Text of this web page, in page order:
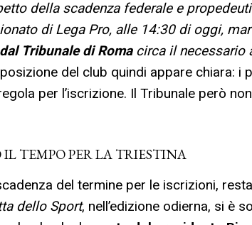
della scadenza federale e
di Lega Pro, alle 14:30 di oggi,
Tribunale di Romacirca il necessario
del club quindi appare chiara: i
per l’iscrizione. Il Tribunale però
IL TEMPO PER LA TRIESTINA
del termine per le iscrizioni,
dello Sport, nell’edizione odierna, si è